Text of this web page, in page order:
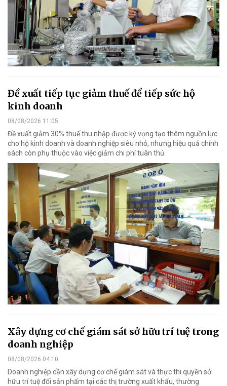
Đề xuất tiếp tục giảm thuế để tiếp sức hộ
kinh doanh
08/08/2026 11:05
Đề xuất giảm 30% thuế thu nhập được kỳ vọng tạo thêm nguồn lực
cho hộ kinh doanh và doanh nghiệp siêu nhỏ, nhưng hiệu quả chính
sách còn phụ thuộc vào việc giảm chi phí tuân thủ.
Xây dựng cơ chế giám sát sở hữu trí tuệ trong
doanh nghiệp
08/08/2026 04:10
Doanh nghiệp cần xây dựng cơ chế giám sát và thực thi quyền sở
hữu trí tuệ đối sản phẩm tại các thị trường xuất khẩu, thường